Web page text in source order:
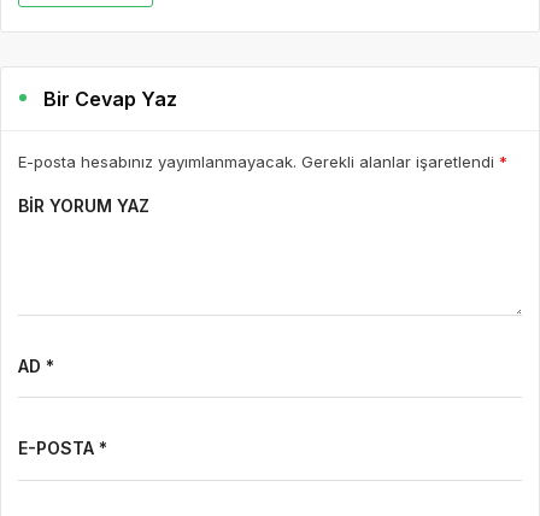
Bir Cevap Yaz
E-posta hesabınız yayımlanmayacak. Gerekli alanlar işaretlendi *
BIR YORUM YAZ
AD *
E-POSTA *